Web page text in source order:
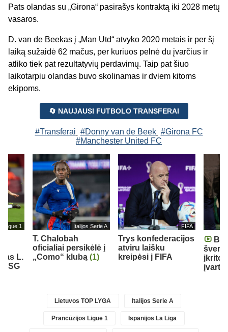
Pats olandas su „Girona“ pasirašys kontraktą iki 2028 metų
vasaros.
D. van de Beekas į „Man Utd“ atvyko 2020 metais ir per šį
laiką sužaidė 62 mačus, per kuriuos pelnė du įvarčius ir
atliko tiek pat rezultatyvių perdavimų. Taip pat šiuo
laikotarpiu olandas buvo skolinamas ir dviem kitoms
ekipoms.
🔄 NAUJAUSI FUTBOLO TRANSFERAI
#Transferai #Donny van de Beek #Girona FC
#Manchester United FC
Ligue 1
L.
PSG
Italijos Serie A
T. Chalobah
oficialiai persikėlė į
„Como“ klubą (1)
FIFA
Trys konfederacijos
atviru laišku
kreipėsi į FIFA
įkrito
įvartį
Lietuvos TOP LYGA Italijos Serie A
Prancūzijos Ligue 1 Ispanijos La Liga